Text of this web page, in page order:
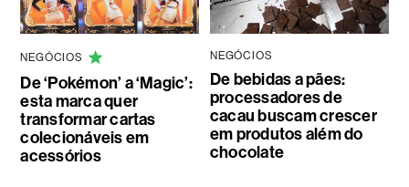
NEGÓCIOS
De ‘Pokémon’ a ‘Magic’:
esta marca quer
transformar cartas
colecionáveis em
acessórios
NEGÓCIOS
De bebidas a pães:
processadores de
cacau buscam crescer
em produtos além do
chocolate